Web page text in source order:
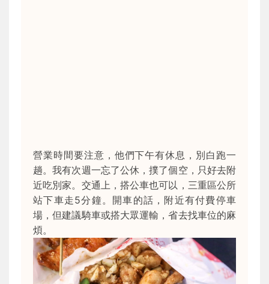
營業時間要注意，他們下午有休息，別白跑一
趟。我有次週一忘了公休，撲了個空，只好去附
近吃別家。交通上，搭公車也可以，三重區公所
站下車走5分鐘。開車的話，附近有付費停車
場，但建議騎車或搭大眾運輸，省去找車位的麻
煩。